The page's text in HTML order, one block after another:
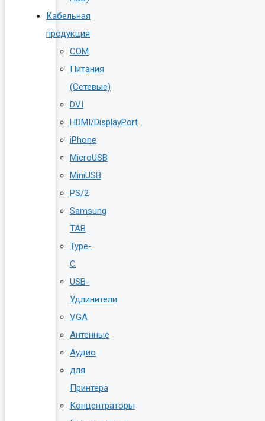
Кабельная
продукция
COM
Питания
(Сетевые)
DVI
HDMI/DisplayPort
iPhone
MicroUSB
MiniUSB
PS/2
Samsung
TAB
Type-
C
USB-
Удлинители
VGA
Антенные
Аудио
для
Принтера
Концентраторы